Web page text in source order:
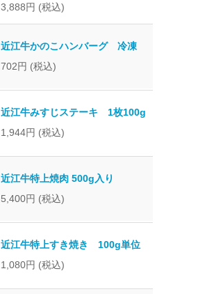
3,888円 (税込)
近江牛かのこハンバーグ 冷凍
702円 (税込)
近江牛みすじステーキ 1枚100g
1,944円 (税込)
近江牛特上焼肉 500g入り
5,400円 (税込)
近江牛特上すき焼き 100g単位
1,080円 (税込)